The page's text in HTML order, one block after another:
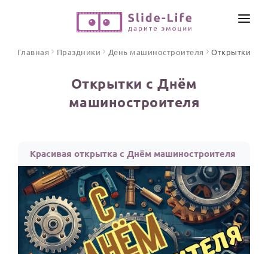
ПО ФОРМАТУ
Открытки
Стихи и тексты
ПРАЗДНИКИ
С Днем рождения
Юбилей
ОТЗЫВЫ
Главная Праздники День машиностроителя Открытки
Открытки с Днём
машиностроителя
Красивая открытка с Днём машиностроителя